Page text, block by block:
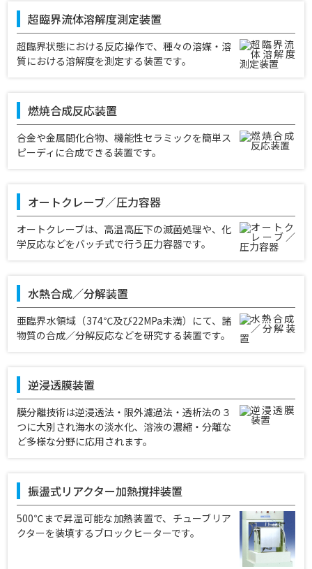
超臨界流体溶解度測定装置
超臨界状態における反応操作で、種々の溶媒・溶
質における溶解度を測定する装置です。
燃焼合成反応装置
合金や金属間化合物、機能性セラミックを簡単ス
ピーディに合成できる装置です。
オートクレーブ／圧力容器
オートクレーブは、高温高圧下の滅菌処理や、化
学反応などをバッチ式で行う圧力容器です。
水熱合成／分解装置
亜臨界水領域（374℃及び22MPa未満）にて、諸
物質の合成／分解反応などを研究する装置です。
逆浸透膜装置
膜分離技術は逆浸透法・限外濾過法・透析法の３
つに大別され海水の淡水化、溶液の濃縮・分離な
ど多様な分野に応用されます。
振盪式リアクター加熱撹拌装置
500℃まで昇温可能な加熱装置で、チューブリア
クターを装填するブロックヒーターです。